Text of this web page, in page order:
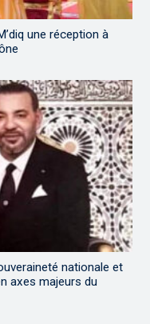
une réception à
nationale et
axes majeurs du